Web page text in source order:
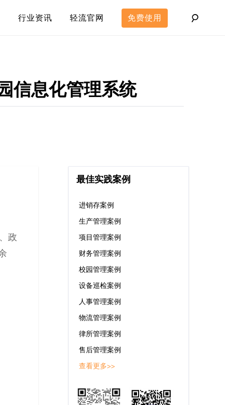
行业资讯 轻流官网 免费使用
信息化管理系统
政
最佳实践案例
进销存案例
生产管理案例
项目管理案例
财务管理案例
校园管理案例
设备巡检案例
人事管理案例
物流管理案例
律所管理案例
售后管理案例
查看更多>>